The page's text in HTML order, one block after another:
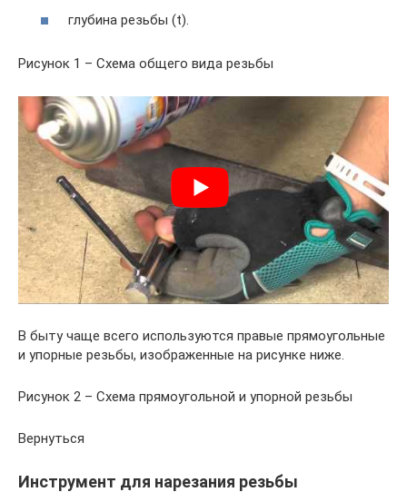
глубина резьбы (t).
Рисунок 1 – Схема общего вида резьбы
В быту чаще всего используются правые прямоугольные
и упорные резьбы, изображенные на рисунке ниже.
Рисунок 2 – Схема прямоугольной и упорной резьбы
Вернуться
Инструмент для нарезания резьбы